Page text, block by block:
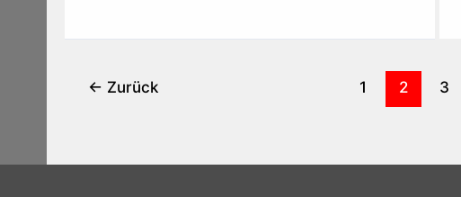
← Zurück 1 2 3